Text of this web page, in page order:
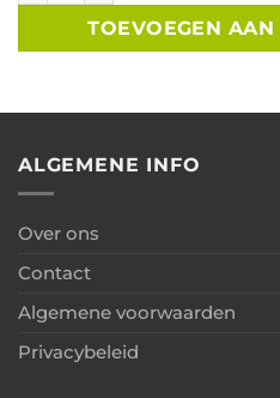
TOEVOEGEN
ALGEMENE INFO
Over ons
Contact
Algemene voorwaarden
Privacybeleid